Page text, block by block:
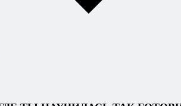
из сердца Бельгии